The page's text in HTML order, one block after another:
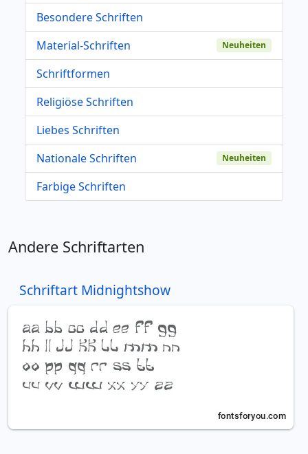
Besondere Schriften
Material-Schriften
Neuheiten
Schriftformen
Religiöse Schriften
Liebes Schriften
Nationale Schriften
Neuheiten
Farbige Schriften
Andere Schriftarten
Schriftart Midnightshow